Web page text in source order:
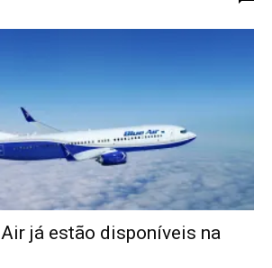
já estão disponíveis na